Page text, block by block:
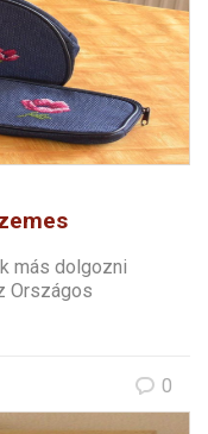
más dolgozni
Országos
0